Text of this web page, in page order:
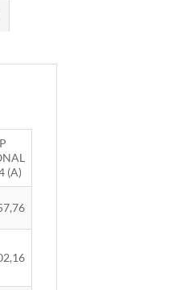
(A)